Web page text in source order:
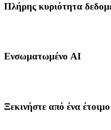
Πλήρης κυριότητα
Ενσωματωμένο AI
Ξεκινήστε από ένα